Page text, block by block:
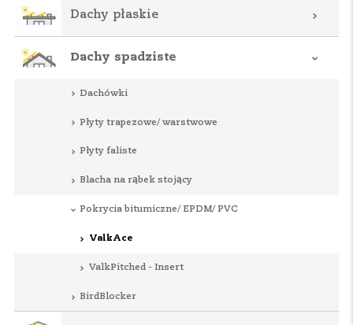
Dachy płaskie
Dachy spadziste
Dachówki
Płyty trapezowe/ warstwowe
Płyty faliste
Blacha na rąbek stojący
Pokrycia bitumiczne/ EPDM/ PVC
ValkAce
ValkPitched - Insert
BirdBlocker